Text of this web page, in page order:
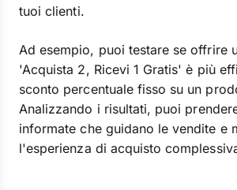
tuoi clienti.
Ad esempio, puoi testare se offrire
'Acquista 2, Ricevi 1 Gratis' è più
sconto percentuale fisso su un
Analizzando i risultati, puoi
informate che guidano le vendite e
l'esperienza di acquisto